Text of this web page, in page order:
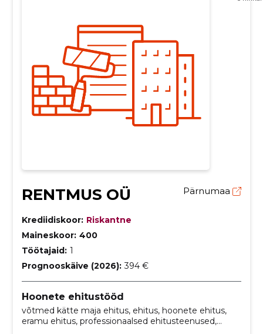
RENTMUS OÜ Pärnumaa
Krediidiskoor: Riskantne
Maineskoor: 400
Töötajaid: 1
Prognooskäive (2026): 394 €
Hoonete ehitustööd
võtmed kätte maja ehitus, ehitus, hoonete ehitus,
eramu ehitus, professionaalsed ehitusteenused,